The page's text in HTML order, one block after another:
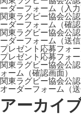
ーダーフォーム（入力
関東ラグビー協会公
ーダーフォーム（確認
関東ラグビー協会公
ーダーフォーム（送信
プレゼント応募フォ
プレゼント応募フォー
関東ラグビー協会公
ォーム（確認画面）
関東ラグビー協会公
オーダーフォーム（送
アーカイ